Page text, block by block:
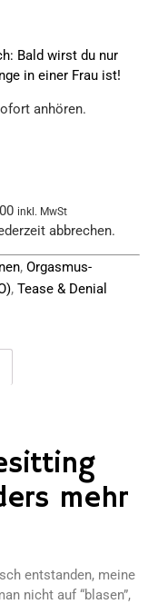
Bald wirst du nur
in einer Frau ist!
anhören.
inkl. MwSt
abbrechen.
, Orgasmus-
, Tease & Denial
mehr
entstanden, meine
nicht auf “blasen”,